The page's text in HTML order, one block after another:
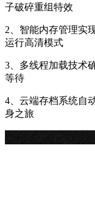
子破碎重组特效
2、智能内存管理实
运行高清模式
3、多线程加载技术
等待
4、云端存档系统自
身之旅